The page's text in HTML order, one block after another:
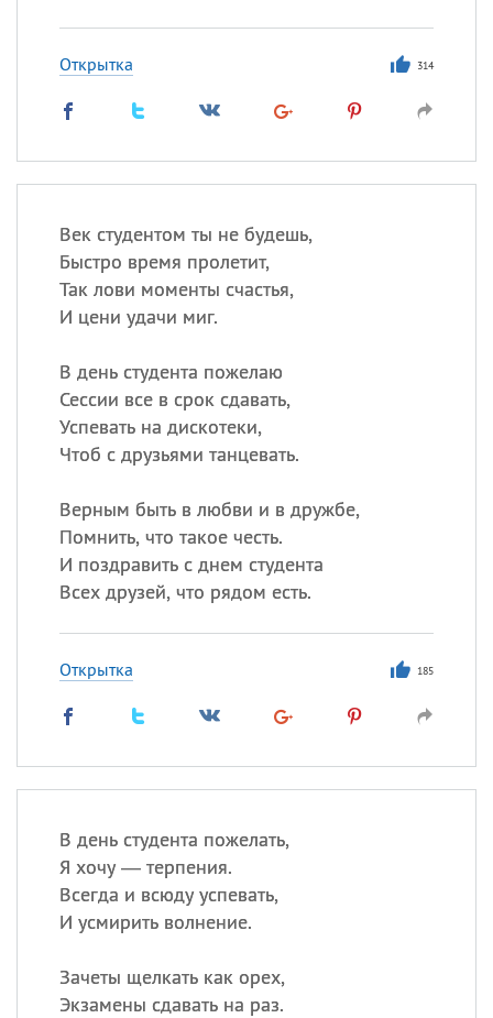
Открытка 314
Век студентом ты не будешь,
Быстро время пролетит,
Так лови моменты счастья,
И цени удачи миг.
В день студента пожелаю
Сессии все в срок сдавать,
Успевать на дискотеки,
Чтоб с друзьями танцевать.
Верным быть в любви и в дружбе,
Помнить, что такое честь.
И поздравить с днем студента
Всех друзей, что рядом есть.
Открытка 185
В день студента пожелать,
Я хочу — терпения.
Всегда и всюду успевать,
И усмирить волнение.
Зачеты щелкать как орех,
Экзамены сдавать на раз.